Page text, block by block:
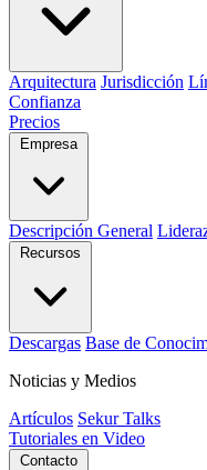
Arquitectura Jurisdicción
Confianza
Precios
Empresa
Descripción General
Recursos
Descargas Base de
Noticias y Medios
Artículos Sekur Talks
Tutoriales en Video
Contacto